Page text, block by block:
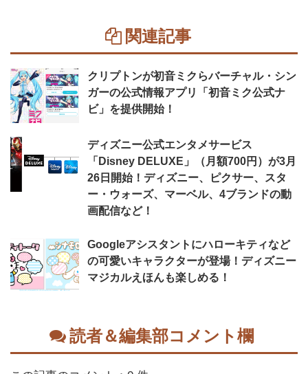
関連記事
クリプトンが初音ミクらバーチャル・シン
ガーの公式情報アプリ「初音ミク公式ナ
ビ」を提供開始！
ディズニー公式エンタメサービス
「Disney DELUXE」（月額700円）が3月
26日開始！ディズニー、ピクサー、スタ
ー・ウォーズ、マーベル、4ブランドの動
画配信など！
Googleアシスタントにハローキティなど
の可愛いキャラクターが登場！ディズニー
マジカルえほんも楽しめる！
読者＆編集部コメント欄